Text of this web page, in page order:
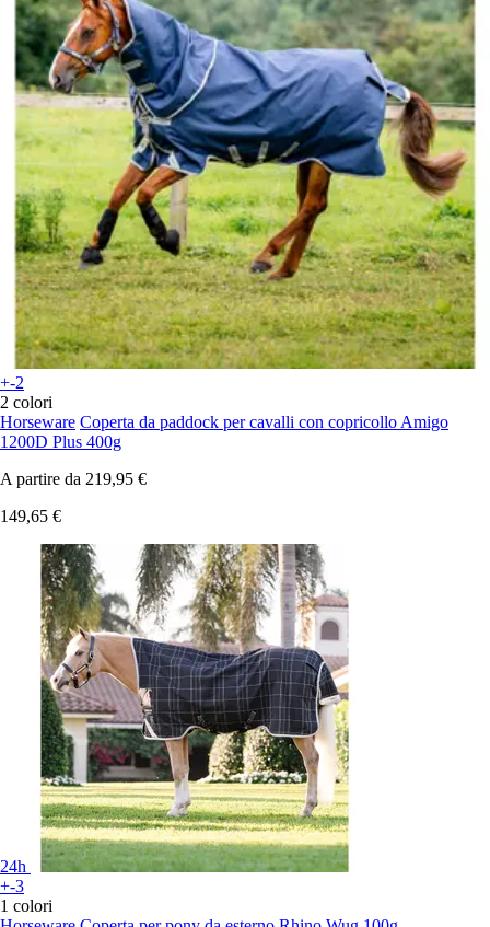
+-2
2 colori
Horseware Coperta da paddock per cavalli con copricollo Amigo
1200D Plus 400g
A partire da 219,95 €
149,65 €
24h
+-3
1 colori